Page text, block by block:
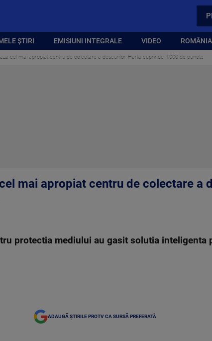
ȘTIRI EMISIUNI INTEGRALE VIDEO
cel mai apropiat centru de colectare a deseurilor. Harta cuprinde 4.000 de puncte
mai apropiat centru de colectare a
protectia mediului au gasit solutia inteligenta
ADAUGĂ ȘTIRILE PROTV CA SURSĂ PREFERATĂ